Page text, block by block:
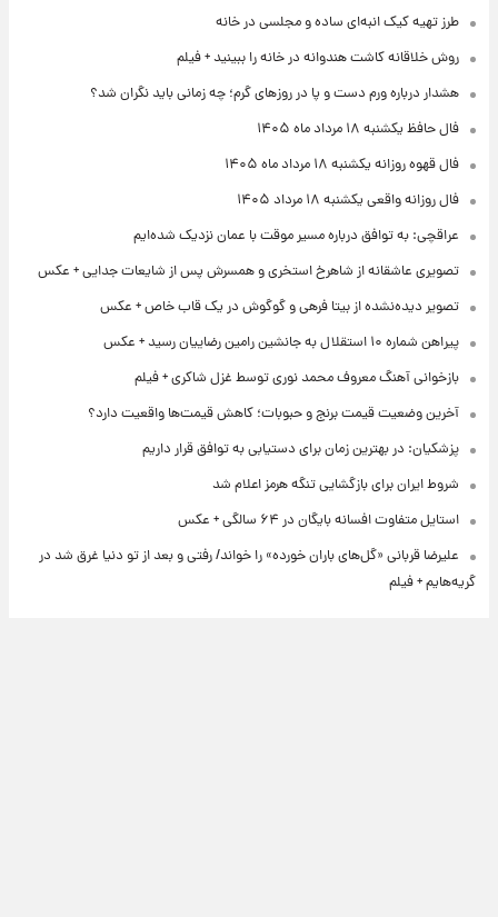
طرز تهیه کیک انبه‌ای ساده و مجلسی در خانه
روش خلاقانه کاشت هندوانه در خانه را ببینید + فیلم
هشدار درباره ورم دست و پا در روزهای گرم؛ چه زمانی باید نگران شد؟
فال حافظ یکشنبه ۱۸ مرداد ماه ۱۴۰۵
فال قهوه روزانه یکشنبه ۱۸ مرداد ماه ۱۴۰۵
فال روزانه واقعی یکشنبه ۱۸ مرداد ۱۴۰۵
عراقچی: به توافق درباره مسیر موقت با عمان نزدیک شده‌ایم
تصویری عاشقانه از شاهرخ استخری و همسرش پس از شایعات جدایی + عکس
تصویر دیده‌نشده از بیتا فرهی و گوگوش در یک قاب خاص + عکس
پیراهن شماره ۱۰ استقلال به جانشین رامین رضاییان رسید + عکس
بازخوانی آهنگ معروف محمد نوری توسط غزل شاکری + فیلم
آخرین وضعیت قیمت برنج و حبوبات؛ کاهش قیمت‌ها واقعیت دارد؟
پزشکیان: در بهترین زمان برای دستیابی به توافق قرار داریم
شروط ایران برای بازگشایی تنگه هرمز اعلام شد
استایل متفاوت افسانه بایگان در ۶۴ سالگی + عکس
علیرضا قربانی «گل‌های باران خورده» را خواند/ رفتی و بعد از تو دنیا غرق شد در
گریه‌هایم + فیلم